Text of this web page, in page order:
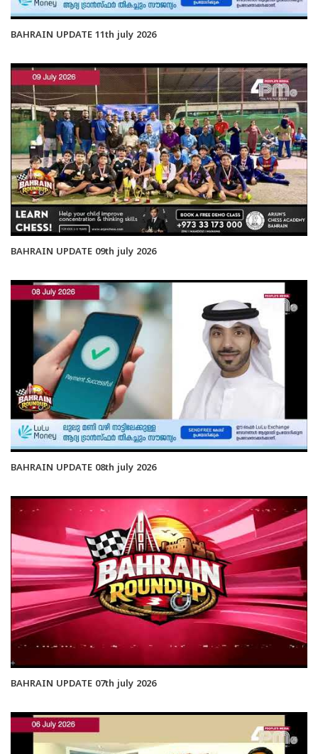
BAHRAIN UPDATE 11th july 2026
BAHRAIN UPDATE 09th july 2026
BAHRAIN UPDATE 08th july 2026
BAHRAIN UPDATE 07th july 2026